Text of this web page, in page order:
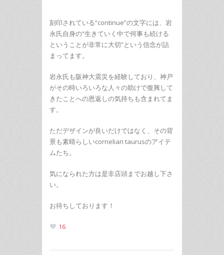
刻印されている“continue”の文字には、岩
永氏自身の“生きていく中で何事も続ける
ということが非常に大切”という信念が詰
まってます。
岩永氏も阪神大震災を経験しており、神戸
がその時いろいろな人々の助けで復興して
きたことへの恩返しの気持ちも含まれてま
す。
ただデザインが良いだけではなく、その背
景も素晴らしいcornelian taurusのアイテ
ムたち。
気になられた方は是非店頭までお越し下さ
い。
お待ちしております！
16